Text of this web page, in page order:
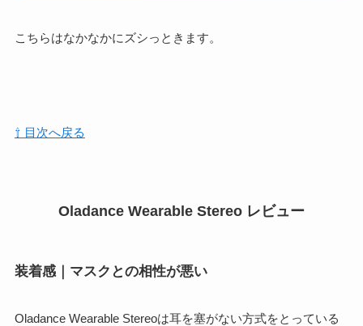
こちらはなかなかにズシっときます。
⇧ 目次へ戻る
Oladance Wearable Stereo レビュー
装着感｜マスクとの相性が悪い
Oladance Wearable Stereoは耳を塞がない方式をとっている